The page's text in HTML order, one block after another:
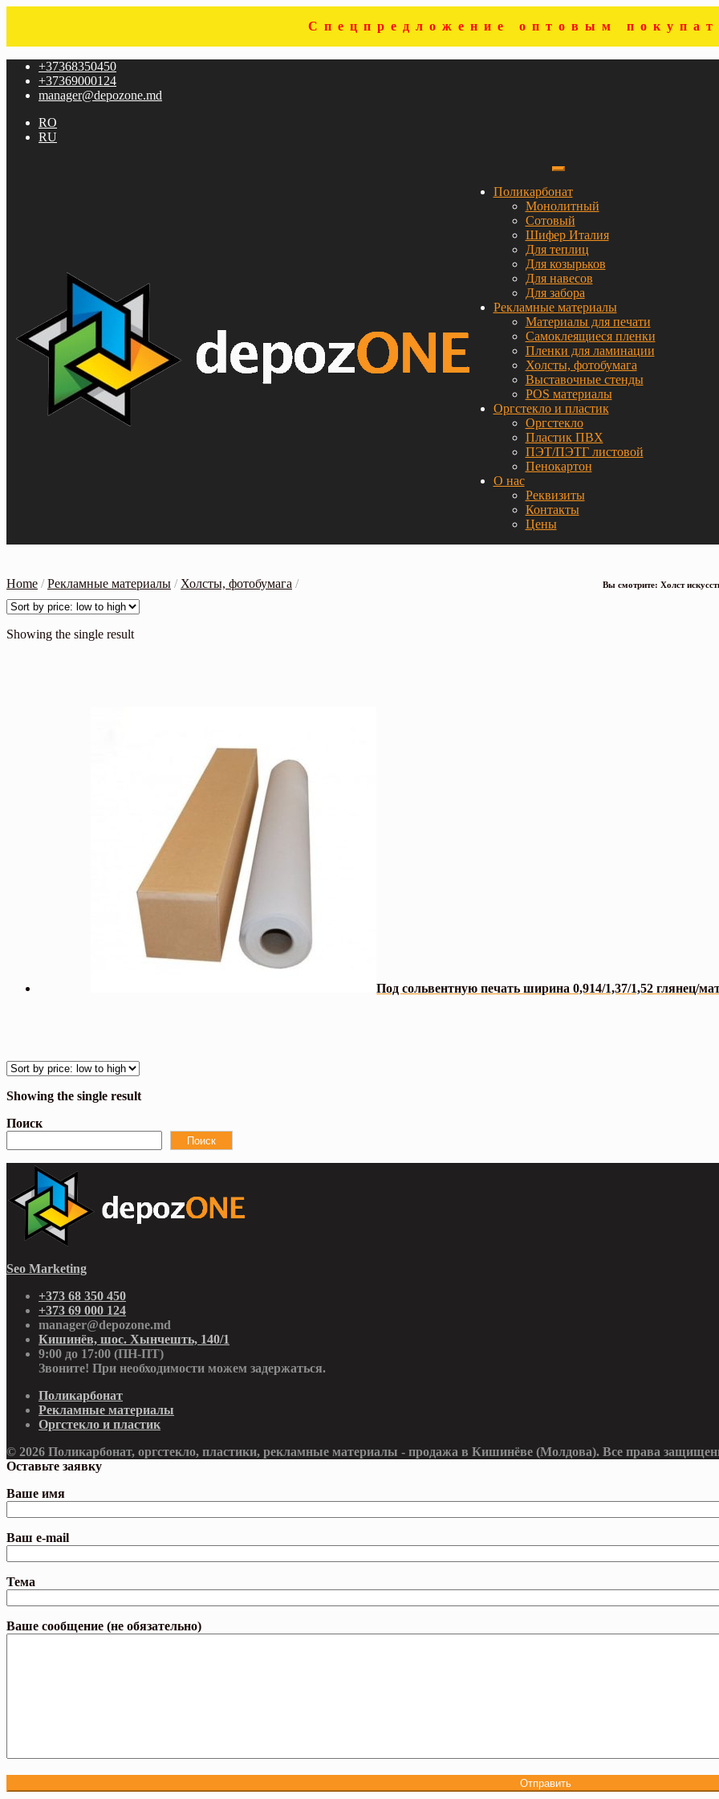
Спецпредложение оптовым
Перейти
навигации
Перейти
содержимому
+37368350450
+37369000124
manager@depozone.md
RO
RU
Поликарбонат
Монолитный
Сотовый
Шифер Италия
Для теплиц
Для козырьков
Для навесов
Для забора
Рекламные материалы
Материалы для печати
Самоклеящиеся пленки
Пленки для ламинации
Холсты, фотобумага
Выставочные стенды
POS материалы
Оргстекло и пластик
Оргстекло
Пластик ПВХ
ПЭТ/ПЭТГ листовой
Пенокартон
О нас
Реквизиты
Контакты
Цены
Вы смотрите: Холст
Home /Рекламные материалы / Холсты, фотобумага /
Showing the single result
Под сольвентную печать ширина 0,914/1,37/1,52 глянец/
Showing the single result
Поиск
Поиск
Seo Marketing
+373 68 350 450
+373 69 000 124
manager@depozone.md
Кишинёв, шос. Хынчешть, 140/1
9:00 до 17:00 (ПН-ПТ)
Звоните! При необходимости можем задержаться.
Поликарбонат
Рекламные материалы
Оргстекло и пластик
© 2026 Поликарбонат, оргстекло, пластики, рекламные материалы - продажа в Кишинёве (Молдова). Все права
Оставьте заявку
Ваше имя
Ваш e-mail
Тема
Ваше сообщение (не обязательно)